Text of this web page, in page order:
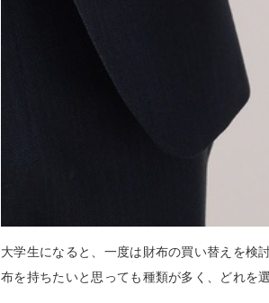
大学生になると、一度は財布の買い替えを検
布を持ちたいと思っても種類が多く、どれを